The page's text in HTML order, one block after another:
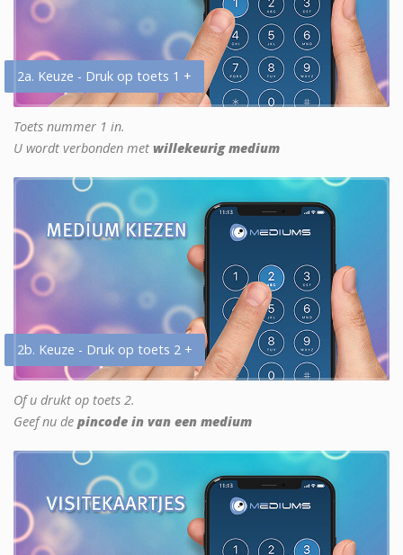
2a. Keuze - Druk op toets 1 +
Toets nummer 1 in.
U wordt verbonden met willekeurig medium
2b. Keuze - Druk op toets 2 +
Of u drukt op toets 2.
Geef nu de pincode in van een medium